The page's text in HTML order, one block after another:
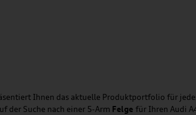
Ihnen das aktuelle Produktportfolio für
der Suche nach einer 5-Arm Felge für Ihren Audi